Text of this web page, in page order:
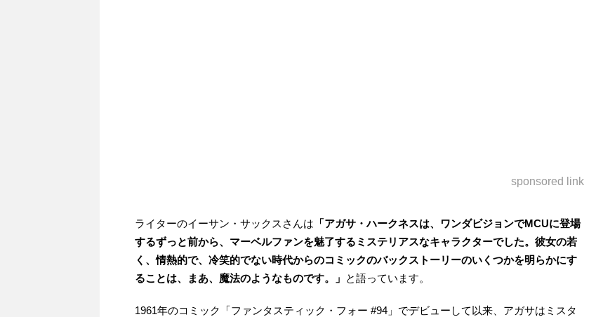
sponsored link
ライターのイーサン・サックスさんは 「アガサ・ハークネスは、ワンダビジョンでMCUに登場
するずっと前から、マーベルファンを魅了するミステリアスなキャラクターでした。彼女の若
く、情熱的で、冷笑的でない時代からのコミックのバックストーリーのいくつかを明らかにす
ることは、まあ、魔法のようなものです。」
と語っています。
1961年のコミック「ファンタスティック・フォー #94」でデビューして以来、アガサはミスタ